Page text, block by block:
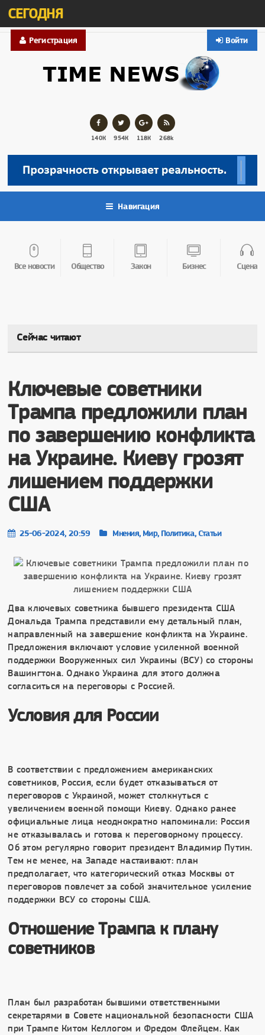
СЕГОДНЯ
Войти
Регистрация
140К 954К 118К 268k
Навигация
Все новости Общество Закон Бизнес Сцена
Сейчас читают
Ключевые советники
Трампа предложили план
по завершению конфликта
на Украине. Киеву грозят
лишением поддержки
США
25-06-2024, 20:59 Мнения, Мир, Политика, Статьи
Два ключевых советника бывшего президента США
Дональда Трампа представили ему детальный план,
направленный на завершение конфликта на Украине.
Предложения включают условие усиленной военной
поддержки Вооруженных сил Украины (ВСУ) со стороны
Вашингтона. Однако Украина для этого должна
согласиться на переговоры с Россией.
Условия для России
В соответствии с предложением американских
советников, Россия, если будет отказываться от
переговоров с Украиной, может столкнуться с
увеличением военной помощи Киеву. Однако ранее
официальные лица неоднократно напоминали: Россия
не отказывалась и готова к переговорному процессу.
Об этом регулярно говорит президент Владимир Путин.
Тем не менее, на Западе настаивают: план
предполагает, что категорический отказ Москвы от
переговоров повлечет за собой значительное усиление
поддержки ВСУ со стороны США.
Отношение Трампа к плану
советников
План был разработан бывшими ответственными
секретарями в Совете национальной безопасности США
при Трампе Китом Келлогом и Фредом Флейцем. Как